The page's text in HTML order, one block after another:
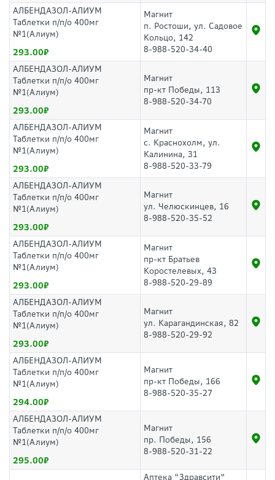
АЛБЕНДАЗОЛ-АЛИУМ
Таблетки п/п/о 400мг
№1(Алиум)
293.00
Магнит
п. Ростоши, ул. Садовое
Кольцо, 142
8-988-520-34-40
АЛБЕНДАЗОЛ-АЛИУМ
Таблетки п/п/о 400мг
№1(Алиум)
293.00
Магнит
пр-кт Победы, 113
8-988-520-34-70
АЛБЕНДАЗОЛ-АЛИУМ
Таблетки п/п/о 400мг
№1(Алиум)
293.00
Магнит
с. Краснохолм, ул.
Калинина, 31
8-988-520-33-79
АЛБЕНДАЗОЛ-АЛИУМ
Таблетки п/п/о 400мг
№1(Алиум)
293.00
Магнит
ул. Челюскинцев, 16
8-988-520-35-52
АЛБЕНДАЗОЛ-АЛИУМ
Таблетки п/п/о 400мг
№1(Алиум)
293.00
Магнит
пр-кт Братьев
Коростелевых, 43
8-988-520-29-89
АЛБЕНДАЗОЛ-АЛИУМ
Таблетки п/п/о 400мг
№1(Алиум)
293.00
Магнит
ул. Карагандинская, 82
8-988-520-29-92
АЛБЕНДАЗОЛ-АЛИУМ
Таблетки п/п/о 400мг
№1(Алиум)
294.00
Магнит
пр-кт Победы, 166
8-988-520-35-27
АЛБЕНДАЗОЛ-АЛИУМ
Таблетки п/п/о 400мг
№1(Алиум)
295.00
Магнит
пр. Победы, 156
8-988-520-31-22
Аптека "Здравсити"